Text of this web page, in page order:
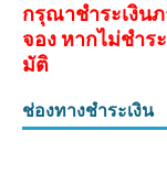
กรุณาชำระเงิน
จอง หากไม่ชำร
มัติ
ช่องทางชำระเงิน